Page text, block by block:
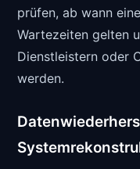
prüfen, ab wann
Wartezeiten gelten
Dienstleistern oder
werden.